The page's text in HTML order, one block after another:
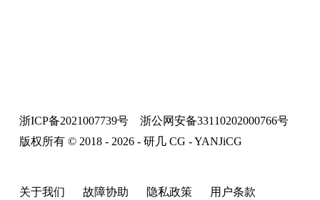
浙ICP备2021007739号
浙公网安备33110202000766号
版权所有 © 2018 - 2026 - 研几 CG - YANJiCG
关于我们 故障协助 隐私政策 用户条款